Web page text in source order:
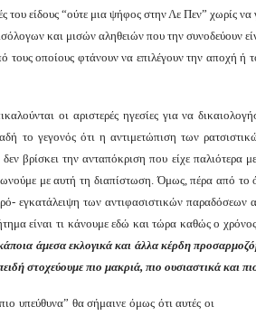
του είδους “ούτε μια ψήφος στην Λε Πεν” χωρίς
και μισών αληθειών που την συνοδεύουν
οποίους φτάνουν να επιλέγουν την αποχή ή
οι αριστερές ηγεσίες για να
το γεγονός ότι η αντιμετώπιση των
δεν βρίσκει την ανταπόκριση που είχε
με αυτή τη διαπίστωση. Όμως, πέρα από το
εγκατάλειψη των αντιφασιστικών παραδόσεων
είναι τι κάνουμε εδώ και τώρα καθώς ο
άμεσα εκλογικά και άλλα κέρδη
στοχεύουμε πιο μακριά, πιο ουσιαστικά και
υπεύθυνα” θα σήμαινε όμως ότι αυτές οι